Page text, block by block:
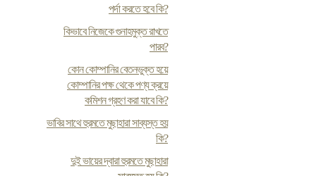
পর্দা করতে হবে কি?
কিভাবে নিজেকে গুনাহমুক্ত রাখতে
পারব?
কোন কোম্পানির বেতনভুক্ত হয়ে
কোম্পানির পক্ষ থেকে পণ্য ক্রয়ে
কমিশন গ্রহণ করা যাবে কি?
ভাবির সাথে হুরমতে মুছাহারা সাব্যস্ত হয়
কি?
দুই ভায়ের দ্বারা হুরমতে মুছাহারা